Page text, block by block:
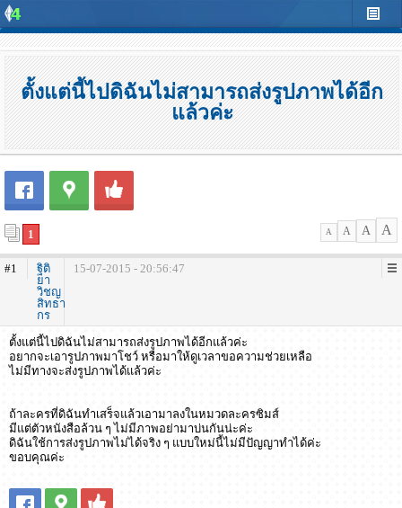
ตั้งแต่นี้ไปดิฉันไม่สามารถส่งรูปภาพได้อีก
แล้วค่ะ
1 A A A A
#1
ฐิติ
ยา
วิชญ
สิทธา
กร
15-07-2015 - 20:56:47
ตั้งแต่นี้ไปดิฉันไม่สามารถส่งรูปภาพได้อีกแล้วค่ะ
อยากจะเอารูปภาพมาโชว์ หรือมาให้ดูเวลาขอความช่วยเหลือ
ไม่มีทางจะส่งรูปภาพได้แล้วค่ะ
ถ้าละครที่ดิฉันทำเสร็จแล้วเอามาลงในหมวดละครซิมส์
มีแต่ตัวหนังสือล้วน ๆ ไม่มีภาพอย่ามาบ่นกันน่ะค่ะ
ดิฉันใช้การส่งรูปภาพไม่ได้จริง ๆ แบบใหม่นี้ไม่มีปัญญาทำได้ค่ะ
ขอบคุณค่ะ